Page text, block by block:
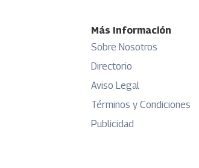
Más Información
Sobre Nosotros
Directorio
Aviso Legal
Términos y Condiciones
Publicidad